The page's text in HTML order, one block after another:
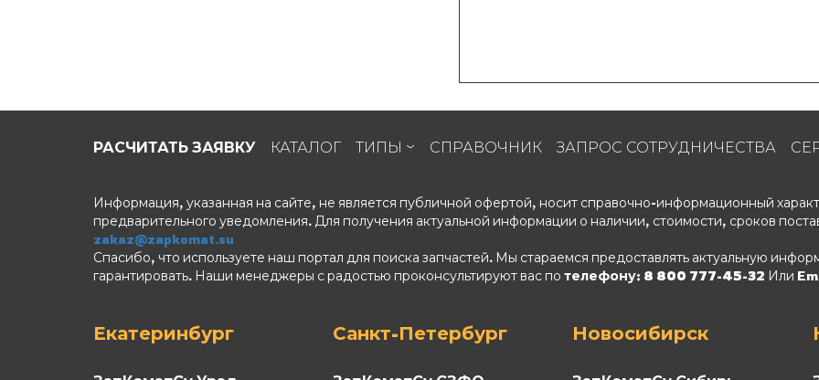
РАСЧИТАТЬ ЗАЯВКУ КАТАЛОГ ТИПЫ СПРАВОЧНИК ЗАПРОС СОТРУДНИЧЕСТВА
Информация, указанная на сайте, не является публичной офертой, носит справочно-информационный
предварительного уведомления. Для получения актуальной информации о наличии, стоимости, сроков
zakaz@zapkomat.su
Спасибо, что используете наш портал для поиска запчастей. Мы стараемся предоставлять актуальную
гарантировать. Наши менеджеры с радостью проконсультируют вас по телефону: 8 800 777-45-32 Или
Екатеринбург Санкт-Петербург Новосибирск